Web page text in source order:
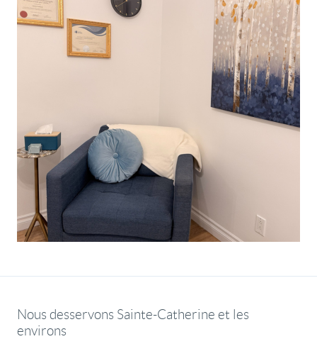
Nous desservons Sainte-Catherine et les
environs